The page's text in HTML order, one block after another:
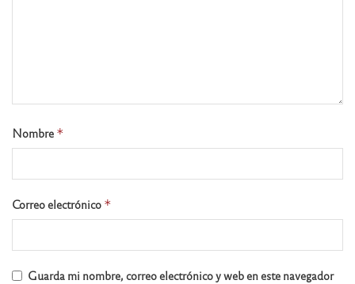
Nombre *
Correo electrónico *
Guarda mi nombre, correo electrónico y web en este navegador